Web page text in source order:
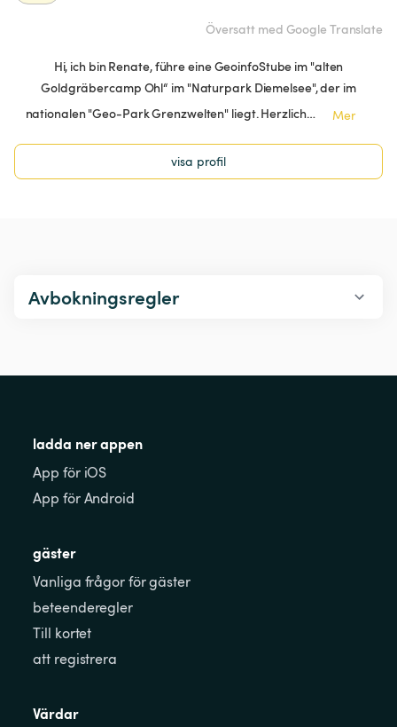
Översatt med Google Translate
Hi, ich bin Renate, führe eine GeoinfoStube im "alten
Goldgräbercamp Ohl“ im "Naturpark Diemelsee", der im
nationalen "Geo-Park Grenzwelten" liegt. Herzlich…
Mer
visa profil
Avbokningsregler
ladda ner appen
App för iOS
App för Android
gäster
Vanliga frågor för gäster
beteenderegler
Till kortet
att registrera
Värdar